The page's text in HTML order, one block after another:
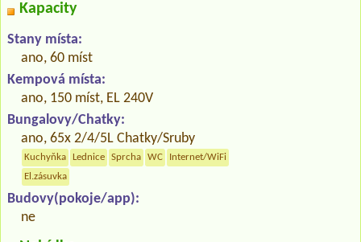
Kapacity
Stany místa:
ano, 60 míst
Kempová místa:
ano, 150 míst, EL 240V
Bungalovy/Chatky:
ano, 65x 2/4/5L Chatky/Sruby
Kuchyňka Lednice Sprcha WC
Internet/WiFi
El.zásuvka
Budovy(pokoje/app):
ne